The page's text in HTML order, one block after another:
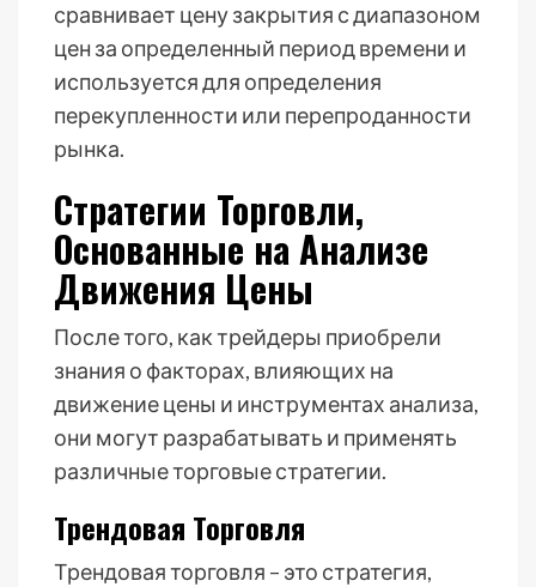
сравнивает цену закрытия с диапазоном
цен за определенный период времени и
используется для определения
перекупленности или перепроданности
рынка.
Стратегии Торговли,
Основанные на Анализе
Движения Цены
После того, как трейдеры приобрели
знания о факторах, влияющих на
движение цены и инструментах анализа,
они могут разрабатывать и применять
различные торговые стратегии.
Трендовая Торговля
Трендовая торговля – это стратегия,